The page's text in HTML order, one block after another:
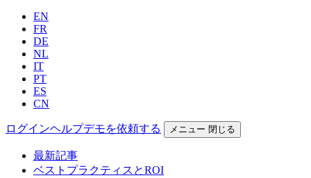
EN
FR
DE
NL
IT
PT
ES
CN
ログインヘルプデモを依頼する メニュー 閉じる
最新記事
ベストプラクティスとROI